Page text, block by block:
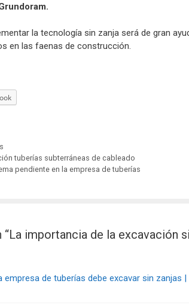
la tecnología sin zanja será de gran
en las faenas de construcción.
tuberías subterráneas de cableado
pendiente en la empresa de tuberías
importancia de la excavación
empresa de tuberías debe excavar sin zanjas |